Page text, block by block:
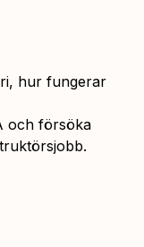
hur fungerar
och försöka